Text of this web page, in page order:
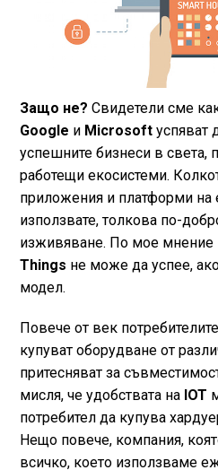
Защо не? Свидетели сме
Google и Microsoftуспяват
успешните бизнеси в света,
работещи екосистеми.
приложения и платформи на
използвате, толкова по-
изживяване. По мое мнение
Things не може да успее,
модел.
Повече от век
купуват оборудване от
притесняват за
мисля, че удобствата на IOT
потребител да купува
Нещо повече, компания,
всичко, което използваме